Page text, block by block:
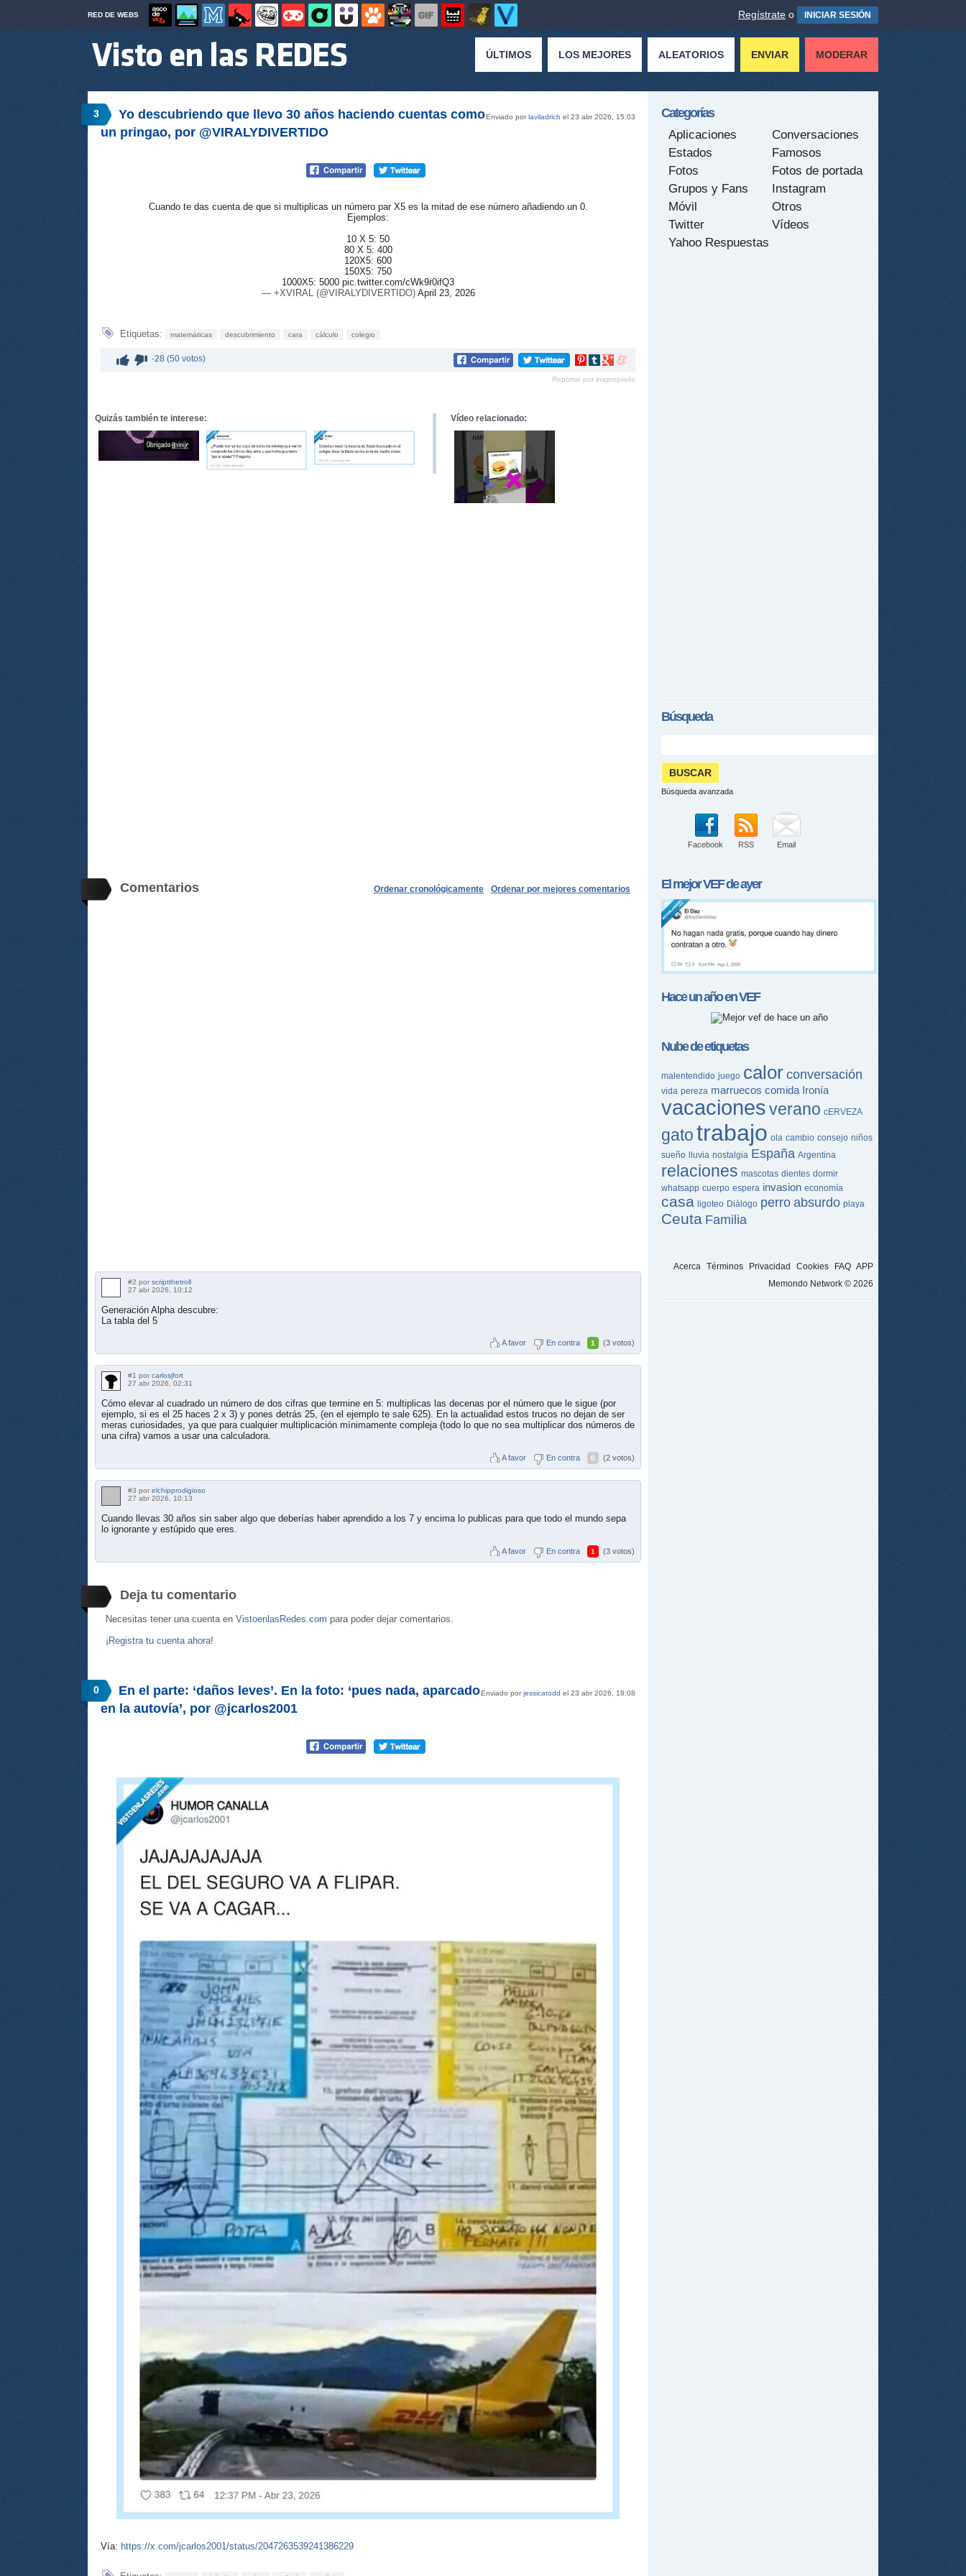
RED DE WEBS Regístrate o INICIAR SESIÓN
ÚLTIMOS LOS MEJORES ALEATORIOS ENVIAR MODERAR
3 Enviado porlaviladrich el 23 abr 2026, 15:03
Yo descubriendo que llevo 30 años haciendo cuentas como
un pringao, por @VIRALYDIVERTIDO
Cuando te das cuenta de que si multiplicas un número par X5 es la mitad de ese número añadiendo un 0.
Ejemplos:
10 X 5: 50
80 X 5: 400
120X5: 600
150X5: 750
1000X5: 5000 pic.twitter.com/cWk9r0ifQ3
— +XVIRAL (@VIRALYDIVERTIDO) April 23, 2026
Etiquetas: matemáticas descubrimiento cara cálculo colegio
-28 (50 votos)
Compartir
Pinterest
Compartir
tumblr
Compartir
Google+
Compartir
meneame
Reportar por inapropiado
Quizás también te interese: Vídeo relacionado:
Comentarios Ordenar por mejores comentarios
Ordenar cronológicamente
#2 por scriptthetroll
27 abr 2026, 10:12
Generación Alpha descubre:
La tabla del 5
A favor En contra 1 (3 votos)
#1 por carlosjfort
27 abr 2026, 02:31
Cómo elevar al cuadrado un número de dos cifras que termine en 5: multiplicas las decenas por el número que le sigue (por
ejemplo, si es el 25 haces 2 x 3) y pones detrás 25, (en el ejemplo te sale 625). En la actualidad estos trucos no dejan de ser
meras curiosidades, ya que para cualquier multiplicación mínimamente compleja (todo lo que no sea multiplicar dos números de
una cifra) vamos a usar una calculadora.
A favor En contra 0 (2 votos)
#3 por elchipprodigioso
27 abr 2026, 10:13
Cuando llevas 30 años sin saber algo que deberías haber aprendido a los 7 y encima lo publicas para que todo el mundo sepa
lo ignorante y estúpido que eres.
A favor En contra 1 (3 votos)
Deja tu comentario
Necesitas tener una cuenta en VistoenlasRedes.com para poder dejar comentarios.
¡Registra tu cuenta ahora!
0 Enviado porjessicatodd el 23 abr 2026, 18:08
En el parte: ‘daños leves’. En la foto: ‘pues nada, aparcado
en la autovía’, por @jcarlos2001
Vía: https://x.com/jcarlos2001/status/2047263539241386229
Categorías
Aplicaciones
Conversaciones
Estados
Famosos
Fotos
Fotos de portada
Grupos y Fans
Instagram
Móvil
Otros
Twitter
Vídeos
Yahoo Respuestas
Búsqueda
Búsqueda avanzada
Facebook RSS Email
El mejorVEFde ayer
Hace un año enVEF
Nube de etiquetas
malentendido juego calor conversación
vida pereza marruecos comida Ironía
vacacionesverano cERVEZA
gatotrabajo ola cambio consejo niños
sueño
lluvia nostalgia España Argentina
relaciones mascotas dientes dormir
whatsapp cuerpo espera invasion economía
casa ligoteo Diálogo perro absurdo playa
Ceuta Familia
Acerca Términos Privacidad Cookies FAQ APP
Memondo Network © 2026